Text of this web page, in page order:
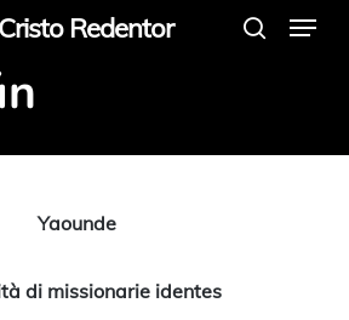
Redentor Menu
Yaounde
di missionarie identes